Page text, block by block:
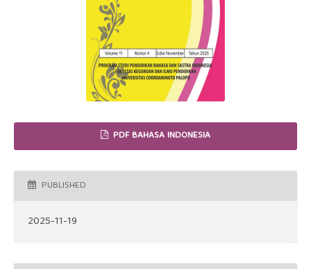
PDF BAHASA INDONESIA
PUBLISHED
2025-11-19